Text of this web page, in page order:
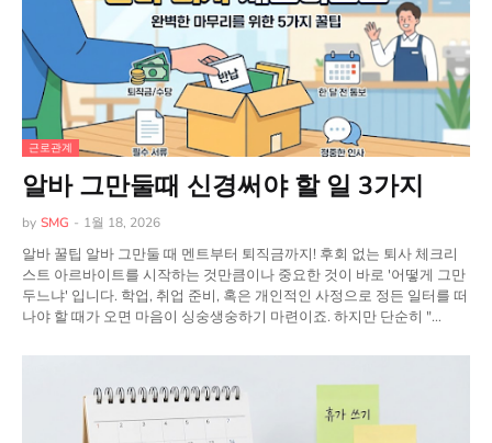
근로관계
알바 그만둘때 신경써야 할 일 3가지
by SMG - 1월 18, 2026
알바 꿀팁 알바 그만둘 때 멘트부터 퇴직금까지! 후회 없는 퇴사 체크리
스트 아르바이트를 시작하는 것만큼이나 중요한 것이 바로 '어떻게 그만
두느냐' 입니다. 학업, 취업 준비, 혹은 개인적인 사정으로 정든 일터를 떠
나야 할 때가 오면 마음이 싱숭생숭하기 마련이죠. 하지만 단순히 "…